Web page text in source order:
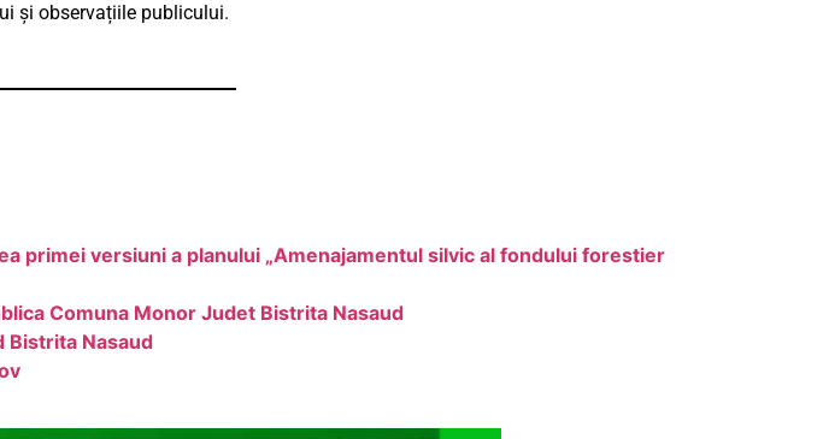
și observațiile publicului.
primei versiuni a planului „Amenajamentul silvic al fondului forestier
Comuna Monor Judet Bistrita Nasaud
Bistrita Nasaud